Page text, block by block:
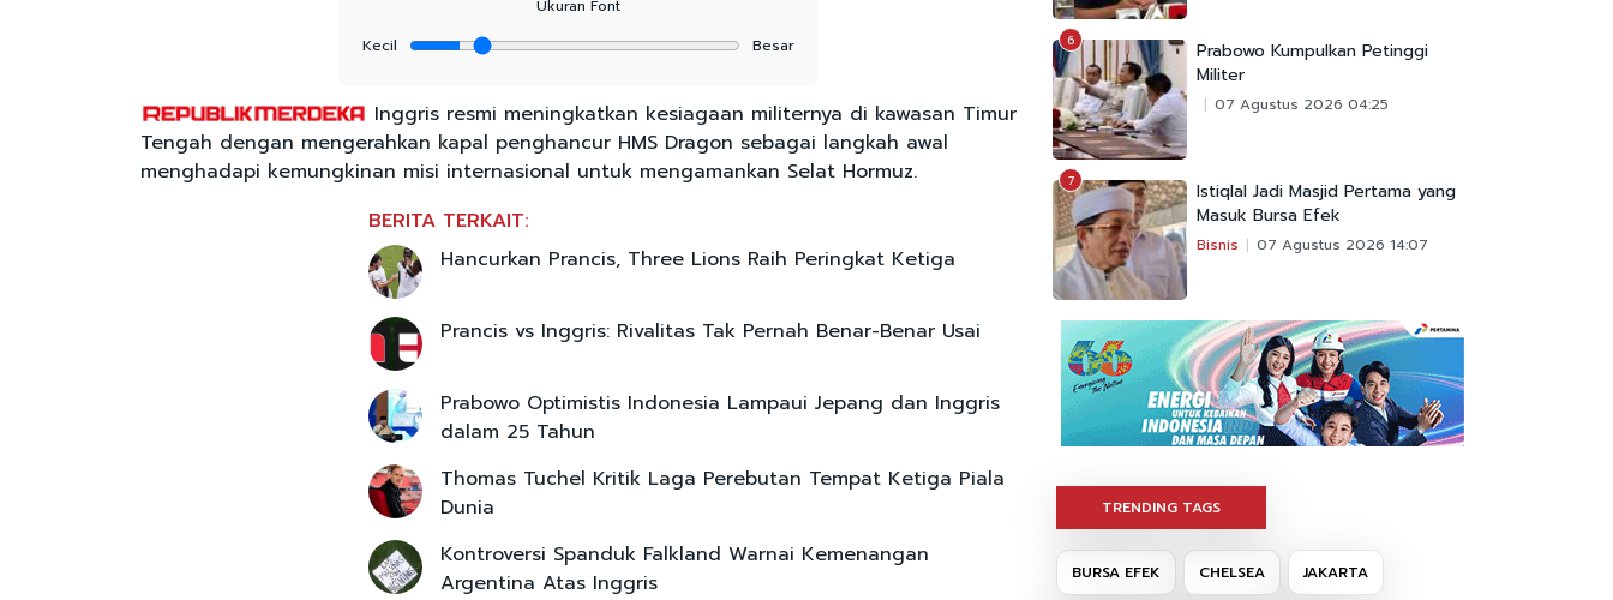
Ukuran Font
Kecil
Besar
Inggris resmi meningkatkan kesiagaan militernya di kawasan Timur
Tengah dengan mengerahkan kapal penghancur HMS Dragon sebagai langkah awal
menghadapi kemungkinan misi internasional untuk mengamankan Selat Hormuz.
BERITA TERKAIT:
Hancurkan Prancis, Three Lions Raih Peringkat Ketiga
Prancis vs Inggris: Rivalitas Tak Pernah Benar-Benar Usai
Prabowo Optimistis Indonesia Lampaui Jepang dan Inggris
dalam 25 Tahun
Thomas Tuchel Kritik Laga Perebutan Tempat Ketiga Piala
Dunia
Kontroversi Spanduk Falkland Warnai Kemenangan
Argentina Atas Inggris
6
Prabowo Kumpulkan Petinggi
Militer
07 Agustus 2026 04:25
7
Istiqlal Jadi Masjid Pertama yang
Masuk Bursa Efek
Bisnis 07 Agustus 2026 14:07
TRENDING TAGS
BURSA EFEK CHELSEA JAKARTA